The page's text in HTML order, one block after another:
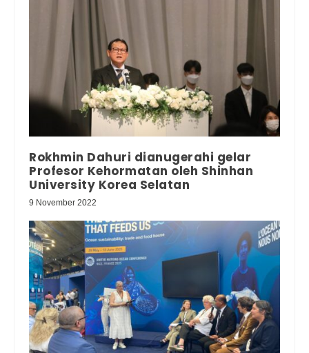
Rokhmin Dahuri dianugerahi gelar
Profesor Kehormatan oleh Shinhan
University Korea Selatan
9 November 2022